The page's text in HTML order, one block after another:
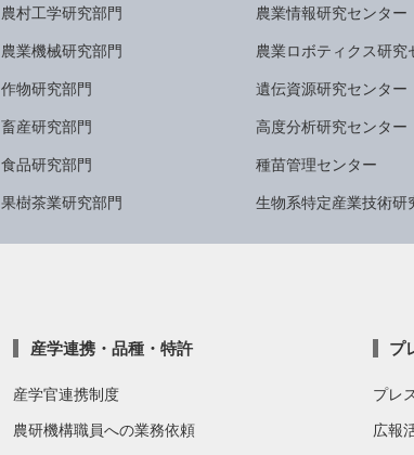
農村工学研究部門
農業機械研究部門
作物研究部門
畜産研究部門
食品研究部門
果樹茶業研究部門
農業情報研究センター
農業ロボティクス研究
遺伝資源研究センター
高度分析研究センター
種苗管理センター
生物系特定産業技術研
産学連携・品種・特許
産学官連携制度
農研機構職員への業務依頼
プ
プレ
広報